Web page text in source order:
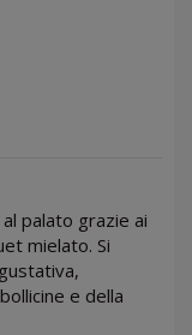
palato grazie ai
mielato. Si
e della